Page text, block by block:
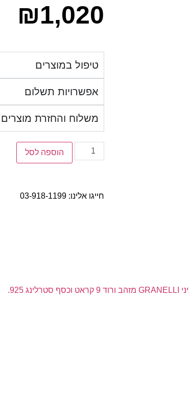
₪1,020
טיפול במוצרים
אפשרויות תשלום
משלוח והחזרת מוצרים
הוספה לסל
חייגו אלינו: 03-918-1199